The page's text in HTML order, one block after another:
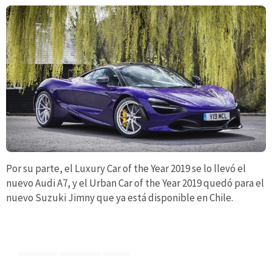
Por su parte, el Luxury Car of the Year 2019 se lo llevó el
nuevo Audi A7, y el Urban Car of the Year 2019 quedó para el
nuevo Suzuki Jimny que ya está disponible en Chile.